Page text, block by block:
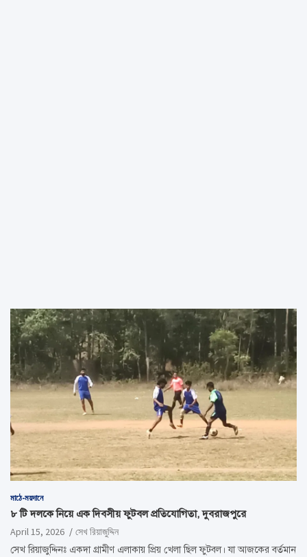
মাঠে-ময়দানে
৮ টি দলকে নিয়ে এক দিবসীয় ফুটবল প্রতিযোগিতা, দুবরাজপুরে
April 15, 2026
সেখ রিয়াজুদ্দিন
সেখ রিয়াজুদ্দিনঃ একদা গ্রামীণ এলাকায় প্রিয় খেলা ছিল ফুটবল। যা আজকের বর্তমান